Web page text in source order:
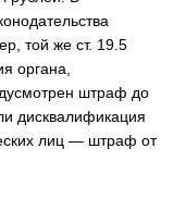
той же ст. 19.5
органа,
штраф до
дисквалификация
лиц — штраф от